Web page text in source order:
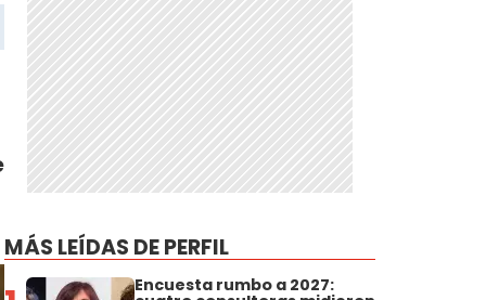
MÁS LEÍDAS DE PERFIL
Encuesta rumbo a 2027: